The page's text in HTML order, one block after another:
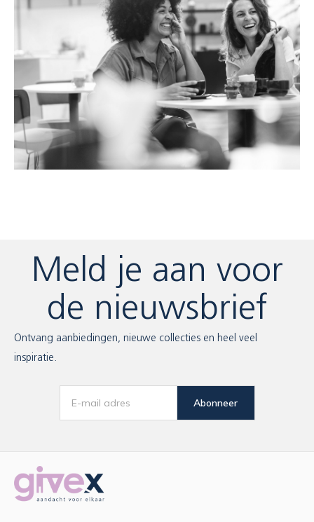
Meld je aan voor
de nieuwsbrief
Ontvang aanbiedingen, nieuwe collecties en heel veel
inspiratie.
Abonneer